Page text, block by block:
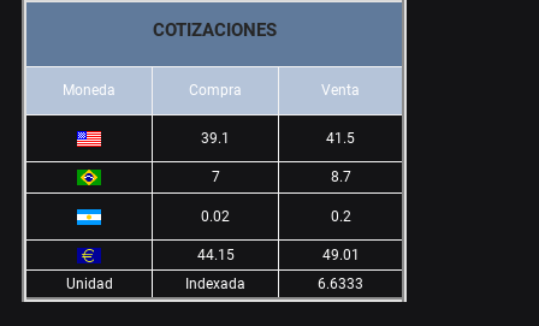
COTIZACIONES
Moneda Compra Venta
39.1 41.5
7 8.7
0.02 0.2
44.15
49.01
Unidad
Indexada 6.6333